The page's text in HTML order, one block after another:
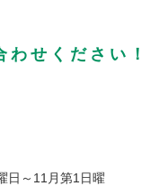
せください！
日～11月第1日曜